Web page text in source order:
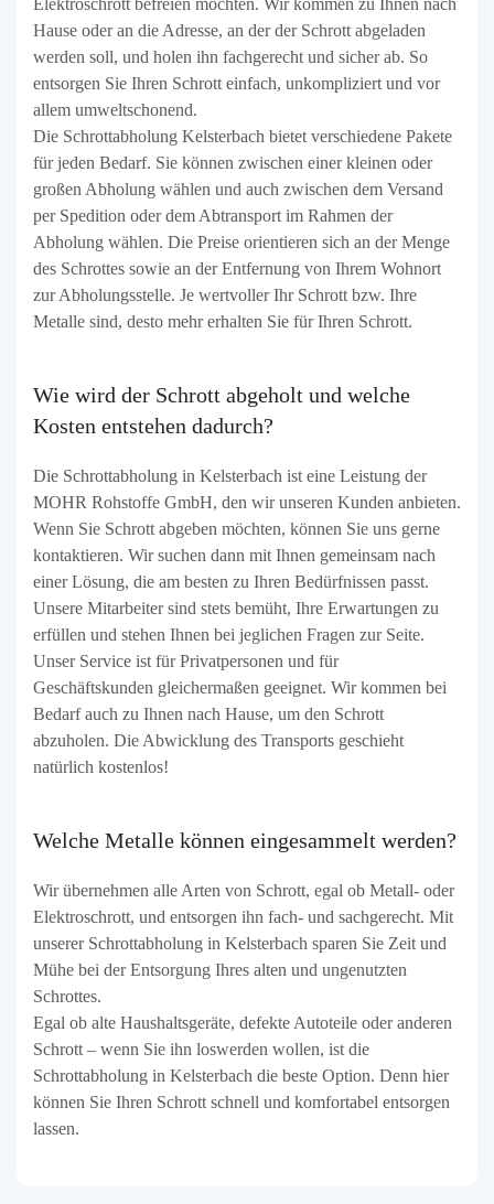
Elektroschrott befreien möchten. Wir kommen zu Ihnen nach
Hause oder an die Adresse, an der der Schrott abgeladen
werden soll, und holen ihn fachgerecht und sicher ab. So
entsorgen Sie Ihren Schrott einfach, unkompliziert und vor
allem umweltschonend.
Die Schrottabholung Kelsterbach bietet verschiedene Pakete
für jeden Bedarf. Sie können zwischen einer kleinen oder
großen Abholung wählen und auch zwischen dem Versand
per Spedition oder dem Abtransport im Rahmen der
Abholung wählen. Die Preise orientieren sich an der Menge
des Schrottes sowie an der Entfernung von Ihrem Wohnort
zur Abholungsstelle. Je wertvoller Ihr Schrott bzw. Ihre
Metalle sind, desto mehr erhalten Sie für Ihren Schrott.
Wie wird der Schrott abgeholt und welche
Kosten entstehen dadurch?
Die Schrottabholung in Kelsterbach ist eine Leistung der
MOHR Rohstoffe GmbH, den wir unseren Kunden anbieten.
Wenn Sie Schrott abgeben möchten, können Sie uns gerne
kontaktieren. Wir suchen dann mit Ihnen gemeinsam nach
einer Lösung, die am besten zu Ihren Bedürfnissen passt.
Unsere Mitarbeiter sind stets bemüht, Ihre Erwartungen zu
erfüllen und stehen Ihnen bei jeglichen Fragen zur Seite.
Unser Service ist für Privatpersonen und für
Geschäftskunden gleichermaßen geeignet. Wir kommen bei
Bedarf auch zu Ihnen nach Hause, um den Schrott
abzuholen. Die Abwicklung des Transports geschieht
natürlich kostenlos!
Welche Metalle können eingesammelt werden?
Wir übernehmen alle Arten von Schrott, egal ob Metall- oder
Elektroschrott, und entsorgen ihn fach- und sachgerecht. Mit
unserer Schrottabholung in Kelsterbach sparen Sie Zeit und
Mühe bei der Entsorgung Ihres alten und ungenutzten
Schrottes.
Egal ob alte Haushaltsgeräte, defekte Autoteile oder anderen
Schrott – wenn Sie ihn loswerden wollen, ist die
Schrottabholung in Kelsterbach die beste Option. Denn hier
können Sie Ihren Schrott schnell und komfortabel entsorgen
lassen.